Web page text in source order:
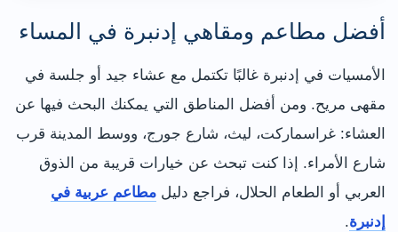
أفضل مطاعم ومقاهي إدنبرة في المساء
الأمسيات في إدنبرة غالبًا تكتمل مع عشاء جيد أو جلسة في
مقهى مريح. ومن أفضل المناطق التي يمكنك البحث فيها عن
العشاء: غراسماركت، ليث، شارع جورج، ووسط المدينة قرب
شارع الأمراء. إذا كنت تبحث عن خيارات قريبة من الذوق
العربي أو الطعام الحلال، فراجع دليل مطاعم عربية في
إدنبرة.